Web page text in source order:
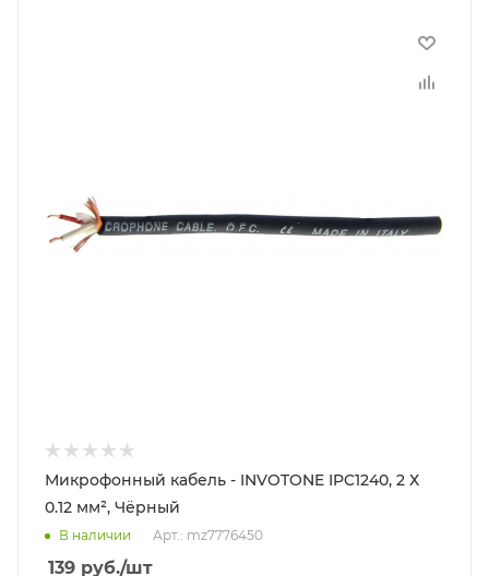
Микрофонный кабель - INVOTONE IPC1240, 2 Х
0.12 мм², Чёрный
В наличии Арт.: mz7776450
139 руб./шт